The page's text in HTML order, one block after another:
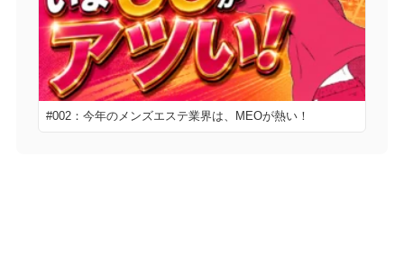
#002：今年のメンズエステ業界は、MEOが熱い！